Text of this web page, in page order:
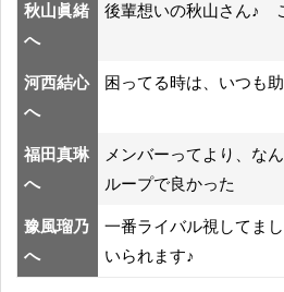
秋山眞緒
へ
後輩想いの秋山さん♪
河西結心
へ
困ってる時は、いつも
福田真琳
へ
メンバーってより、な
ループで良かった
豫風瑠乃
へ
一番ライバル視してま
いられます♪